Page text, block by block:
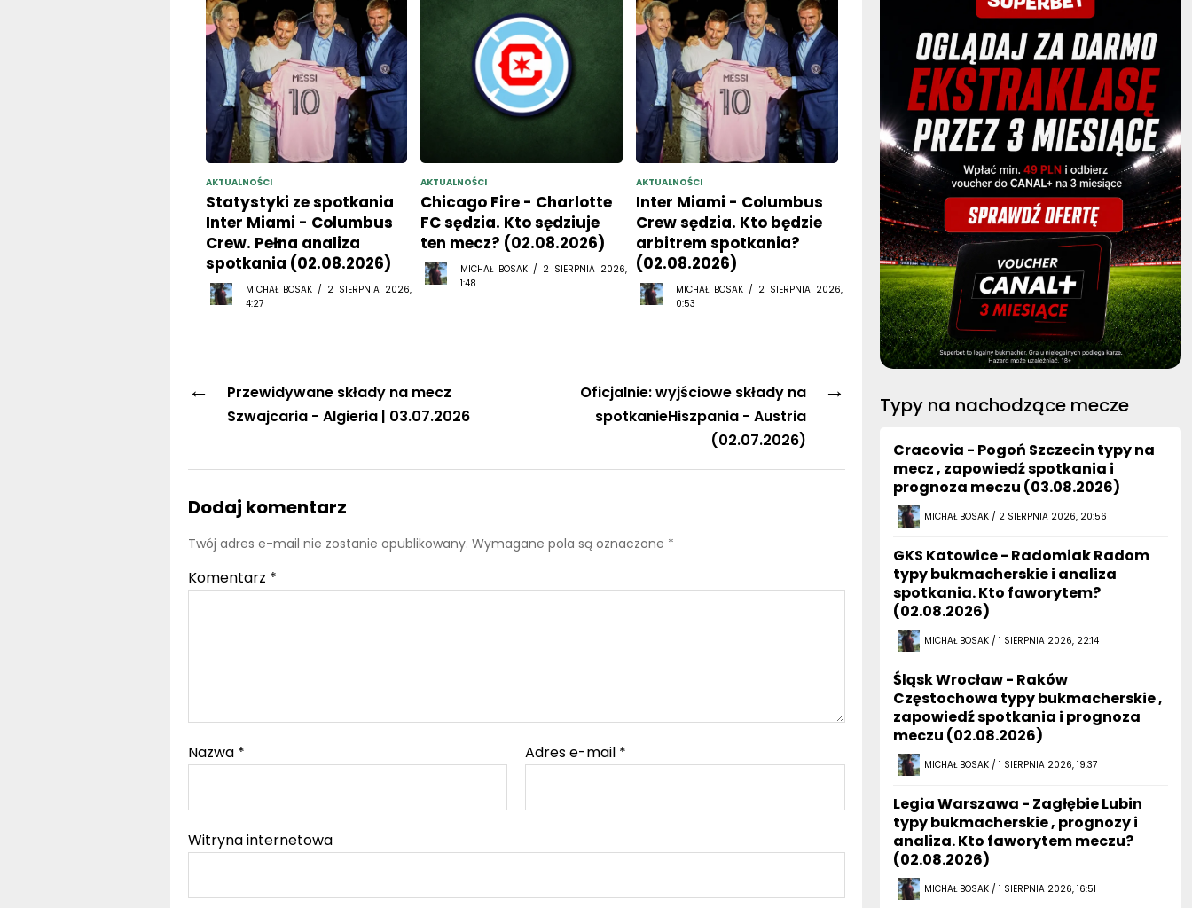
AKTUALNOŚCI
Statystyki ze spotkania
Inter Miami - Columbus
Crew. Pełna analiza
spotkania (02.08.2026)
MICHAŁ BOSAK / 2 SIERPNIA 2026,
4:27
AKTUALNOŚCI
Chicago Fire - Charlotte
FC sędzia. Kto sędziuje
ten mecz? (02.08.2026)
MICHAŁ BOSAK / 2 SIERPNIA 2026,
1:48
AKTUALNOŚCI
Inter Miami - Columbus
Crew sędzia. Kto będzie
arbitrem spotkania?
(02.08.2026)
MICHAŁ BOSAK / 2 SIERPNIA 2026,
0:53
←
Przewidywane składy na mecz
Szwajcaria - Algieria | 03.07.2026
→
Oficjalnie: wyjściowe składy na
spotkanieHiszpania - Austria
(02.07.2026)
Dodaj komentarz
Twój adres e-mail nie zostanie opublikowany. Wymagane pola są oznaczone *
Komentarz *
Nazwa * Adres e-mail *
Witryna internetowa
Typy na nachodzące mecze
Cracovia - Pogoń Szczecin typy na
mecz , zapowiedź spotkania i
prognoza meczu (03.08.2026)
MICHAŁ BOSAK / 2 SIERPNIA 2026, 20:56
GKS Katowice - Radomiak Radom
typy bukmacherskie i analiza
spotkania. Kto faworytem?
(02.08.2026)
MICHAŁ BOSAK / 1 SIERPNIA 2026, 22:14
Śląsk Wrocław - Raków
Częstochowa typy bukmacherskie ,
zapowiedź spotkania i prognoza
meczu (02.08.2026)
MICHAŁ BOSAK / 1 SIERPNIA 2026, 19:37
Legia Warszawa - Zagłębie Lubin
typy bukmacherskie , prognozy i
analiza. Kto faworytem meczu?
(02.08.2026)
MICHAŁ BOSAK / 1 SIERPNIA 2026, 16:51